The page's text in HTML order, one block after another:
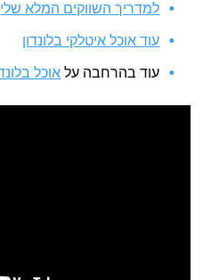
למדריך השווקים המלא שלי
עוד אוכל איטלקי בלונדון
עוד בהרחבה על אוכל